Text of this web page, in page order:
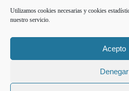
Utilizamos cookies necesarias y cookies
nuestro servicio.
Acepto
Denegar
¿Qué es FUNINDES-USB?
Formación
Aviso Legal